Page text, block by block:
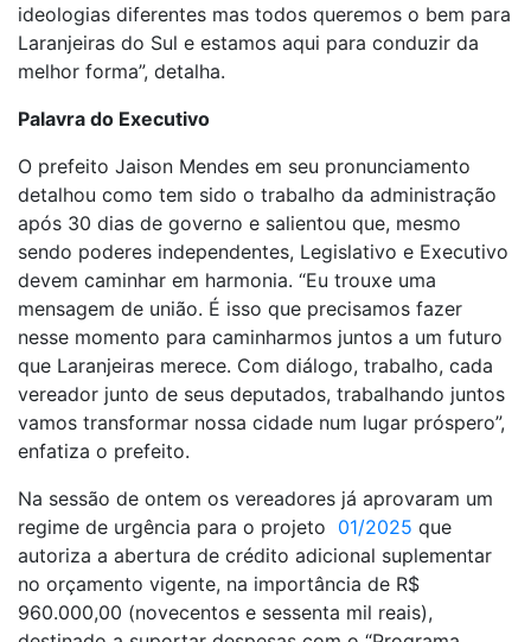
ideologias diferentes mas todos queremos o bem para
Laranjeiras do Sul e estamos aqui para conduzir da
melhor forma”, detalha.
Palavra do Executivo
O prefeito Jaison Mendes em seu pronunciamento
detalhou como tem sido o trabalho da administração
após 30 dias de governo e salientou que, mesmo
sendo poderes independentes, Legislativo e Executivo
devem caminhar em harmonia. “Eu trouxe uma
mensagem de união. É isso que precisamos fazer
nesse momento para caminharmos juntos a um futuro
que Laranjeiras merece. Com diálogo, trabalho, cada
vereador junto de seus deputados, trabalhando juntos
vamos transformar nossa cidade num lugar próspero”,
enfatiza o prefeito.
Na sessão de ontem os vereadores já aprovaram um
regime de urgência para o projeto 01/2025 que
autoriza a abertura de crédito adicional suplementar
no orçamento vigente, na importância de R$
960.000,00 (novecentos e sessenta mil reais),